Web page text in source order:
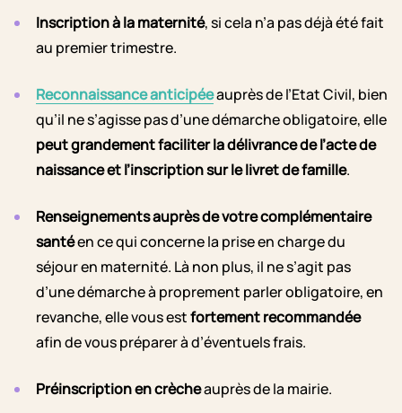
Inscription à la maternité, si cela n’a pas déjà été fait
au premier trimestre.
Reconnaissance anticipéeauprès de l’Etat Civil, bien
qu’il ne s’agisse pas d’une démarche obligatoire, elle
peut grandement faciliter la délivrance de l’acte de
naissance et l’inscription sur le livret de famille.
Renseignements auprès de votre complémentaire
santéen ce qui concerne la prise en charge du
séjour en maternité. Là non plus, il ne s’agit pas
d’une démarche à proprement parler obligatoire, en
revanche, elle vous estfortement recommandée
afin de vous préparer à d’éventuels frais.
Préinscription en crècheauprès de la mairie.